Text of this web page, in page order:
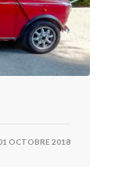
OCTOBRE 2018